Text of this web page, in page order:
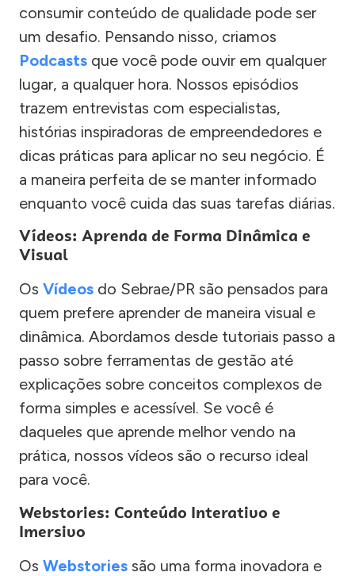
consumir conteúdo de qualidade pode ser
um desafio. Pensando nisso, criamos
Podcasts que você pode ouvir em qualquer
lugar, a qualquer hora. Nossos episódios
trazem entrevistas com especialistas,
histórias inspiradoras de empreendedores e
dicas práticas para aplicar no seu negócio. É
a maneira perfeita de se manter informado
enquanto você cuida das suas tarefas diárias.
Vídeos: Aprenda de Forma Dinâmica e
Visual
Os Vídeos do Sebrae/PR são pensados para
quem prefere aprender de maneira visual e
dinâmica. Abordamos desde tutoriais passo a
passo sobre ferramentas de gestão até
explicações sobre conceitos complexos de
forma simples e acessível. Se você é
daqueles que aprende melhor vendo na
prática, nossos vídeos são o recurso ideal
para você.
Webstories: Conteúdo Interativo e
Imersivo
Os Webstories são uma forma inovadora e